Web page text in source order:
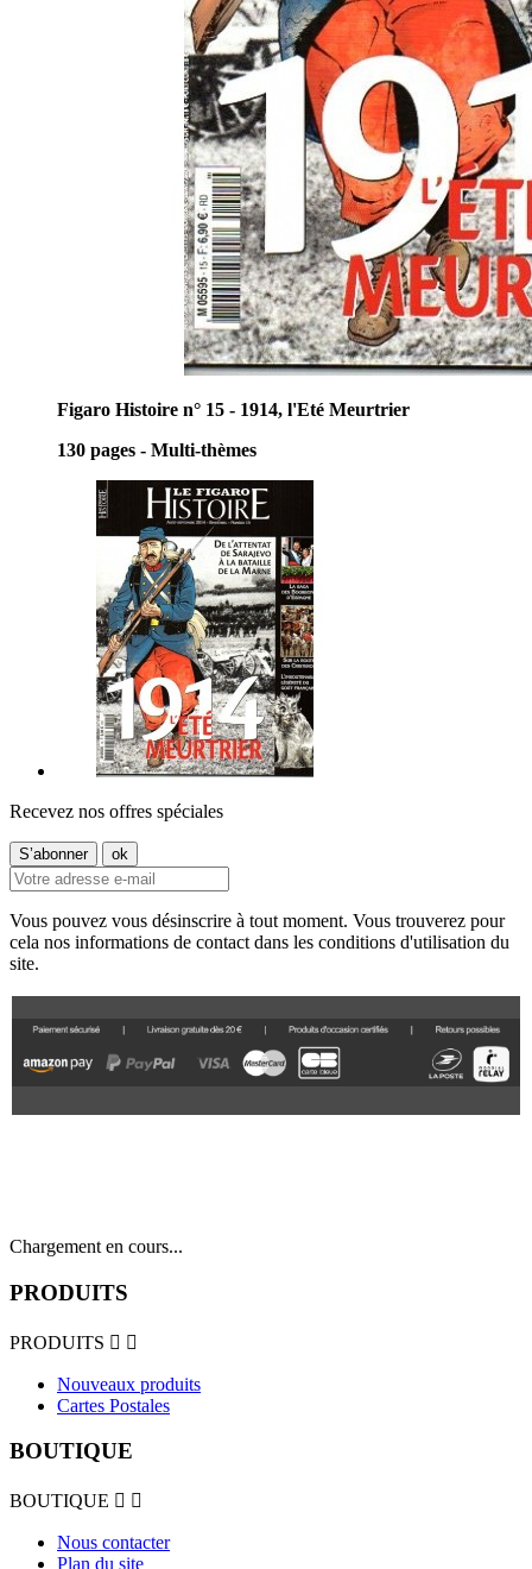
Figaro Histoire n° 15 - 1914, l'Eté Meurtrier
130 pages - Multi-thèmes
Recevez nos offres spéciales
Vous pouvez vous désinscrire à tout moment. Vous trouverez pour
cela nos informations de contact dans les conditions d'utilisation du
site.
Chargement en cours...
PRODUITS
PRODUITS  
Nouveaux produits
Cartes Postales
BOUTIQUE
BOUTIQUE  
Nous contacter
Plan du site